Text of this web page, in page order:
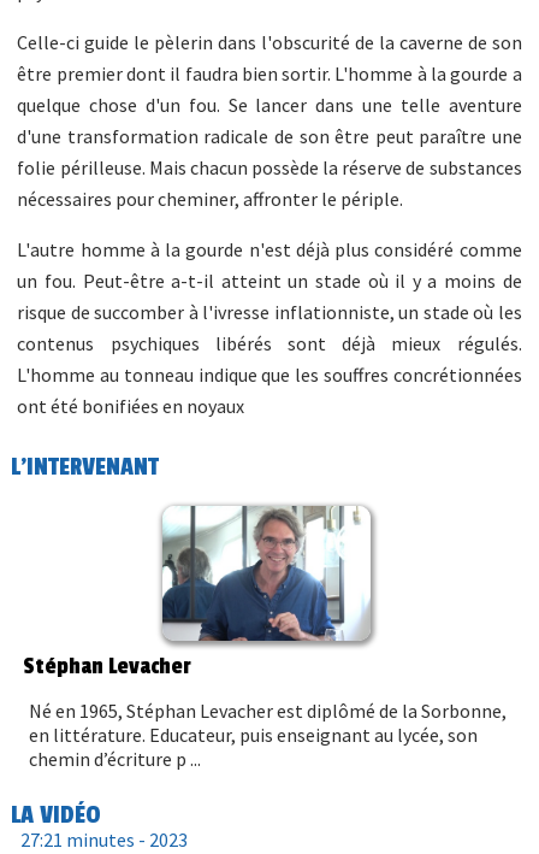
Celle-ci guide le pèlerin dans l'obscurité de la caverne de son
être premier dont il faudra bien sortir. L'homme à la gourde a
quelque chose d'un fou. Se lancer dans une telle aventure
d'une transformation radicale de son être peut paraître une
folie périlleuse. Mais chacun possède la réserve de substances
nécessaires pour cheminer, affronter le périple.
L'autre homme à la gourde n'est déjà plus considéré comme
un fou. Peut-être a-t-il atteint un stade où il y a moins de
risque de succomber à l'ivresse inflationniste, un stade où les
contenus psychiques libérés sont déjà mieux régulés.
L'homme au tonneau indique que les souffres concrétionnées
ont été bonifiées en noyaux
L'INTERVENANT
Stéphan Levacher
Né en 1965, Stéphan Levacher est diplômé de la Sorbonne,
en littérature. Educateur, puis enseignant au lycée, son
chemin d’écriture p ...
LA VIDÉO
27:21 minutes - 2023